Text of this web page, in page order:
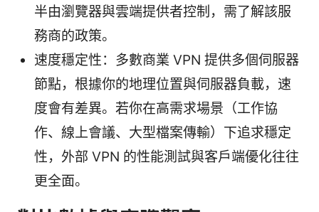
半由瀏覽器與雲端提供者控制，需了解該服
務商的政策。
速度穩定性：多數商業 VPN 提供多個伺服器
節點，根據你的地理位置與伺服器負載，速
度會有差異。若你在高需求場景（工作協
作、線上會議、大型檔案傳輸）下追求穩定
性，外部 VPN 的性能測試與客戶端優化往往
更全面。